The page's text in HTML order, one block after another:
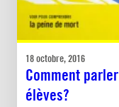
18 octobre, 2016
Comment
élèves?